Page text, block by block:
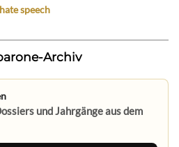
speech
Archiv
und Jahrgänge aus dem